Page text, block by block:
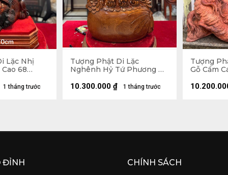
Lặc Nhị
68
1 tháng trước
Tượng Phật Di Lặc
Nghênh Hỷ Tứ Phương Gỗ
Sâu 23 (cm)
1 tháng trước
10.300.000 ₫
Tượng
Gỗ Cẩm
ĐỈNH CHÍNH SÁCH